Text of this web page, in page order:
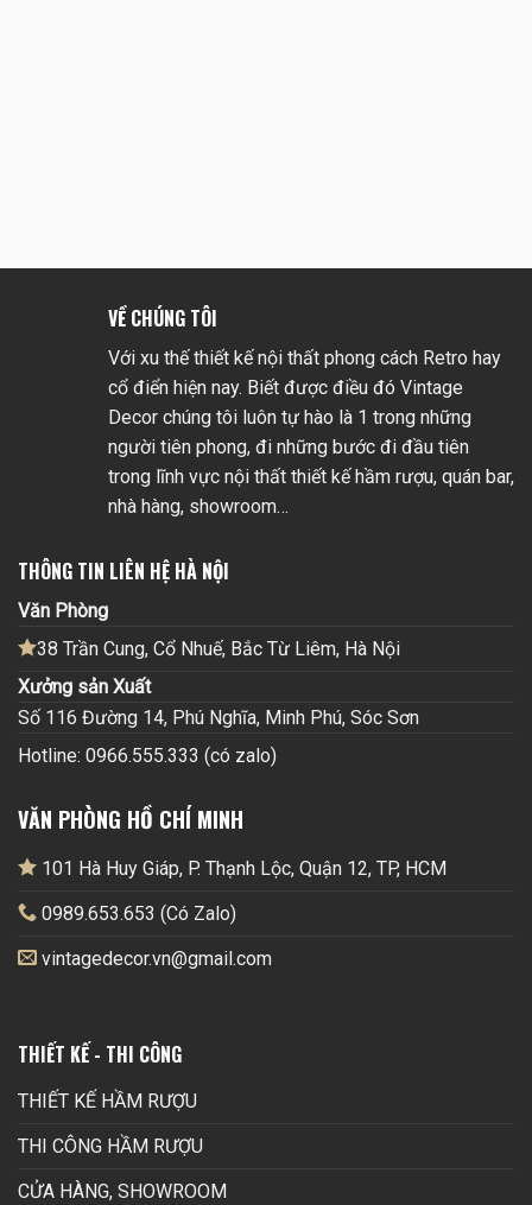
VỀ CHÚNG TÔI
Với xu thế thiết kế nội thất phong cách Retro hay
cổ điển hiện nay. Biết được điều đó Vintage
Decor chúng tôi luôn tự hào là 1 trong những
người tiên phong, đi những bước đi đầu tiên
trong lĩnh vực nội thất thiết kế hầm rượu, quán bar,
nhà hàng, showroom…
THÔNG TIN LIÊN HỆ HÀ NỘI
Văn Phòng
38 Trần Cung, Cổ Nhuế, Bắc Từ Liêm, Hà Nội
Xưởng sản Xuất
Số 116 Đường 14, Phú Nghĩa, Minh Phú, Sóc Sơn
Hotline: 0966.555.333 (có zalo)
VĂN PHÒNG HỒ CHÍ MINH
101 Hà Huy Giáp, P. Thạnh Lộc, Quận 12, TP, HCM
0989.653.653 (Có Zalo)
vintagedecor.vn@gmail.com
THIẾT KẾ - THI CÔNG
THIẾT KẾ HẦM RƯỢU
THI CÔNG HẦM RƯỢU
CỬA HÀNG, SHOWROOM